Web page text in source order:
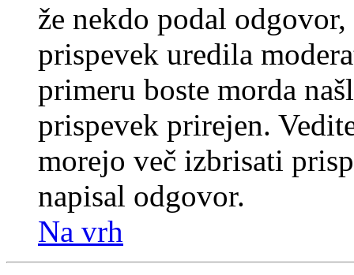
že nekdo podal
prispevek uredila
primeru boste morda
prispevek prirejen.
morejo več izbrisati
napisal odgovor.
Na vrh